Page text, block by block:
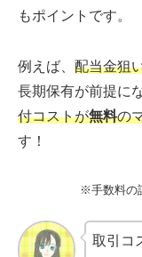
もポイントです。
例えば、 配当金狙
長期保有が前提に
付コストが無料の
す！
※手数料の
取引コ